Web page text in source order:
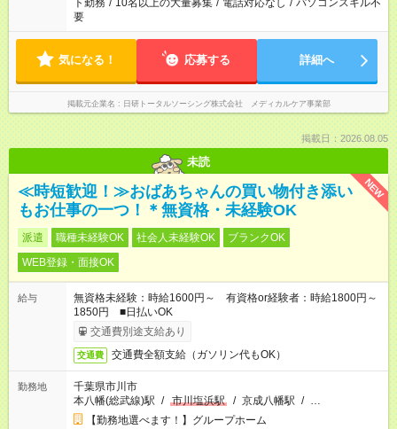
ト勤務 / 10名以上の大量募集 / 電話対応なし / パソコンスキル不
要
気になる！ 応募する 詳細へ
掲載元企業名 日研トータルソーシング株式会社 メディカルケア事業部
掲載日：2026.08.05
未読
NEW
≪時短歓迎！≫おばあちゃんの買い物付き添い
もお仕事の一つ！＊無資格・未経験OK
派遣 職種未経験OK 社会人未経験OK
ブランクOK
WEB登録・面接OK
給与
無資格未経験：時給1600円～ 有資格or経験者：時給1800円～
1850円 ■日払いOK
交通費別途支給あり
交通費 交通費全額支給（ガソリン代もOK）
勤務地
千葉県市川市
本八幡(総武線)駅 / 市川塩浜駅 / 京成八幡駅 / …
【勤務地選べます！】グループホーム